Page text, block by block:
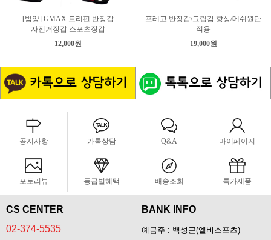
[범양] GMAX 트리핀 반장갑
자전거장갑 스포츠장갑
12,000원
프레고 반장갑/그립감 향상/메쉬원단
적용
19,000원
공지사항 카톡상담 Q&A 마이페이지
포토리뷰 등급별혜택 배송조회 특가제품
CS CENTER
02-374-5535
BANK INFO
예금주 : 백성근(엘비스포츠)